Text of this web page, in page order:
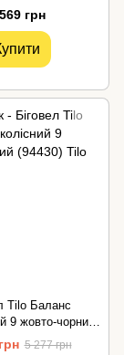
Технок
грн
Tilo Баланс
9 жовто-чорний
(94430)
5 277 грн